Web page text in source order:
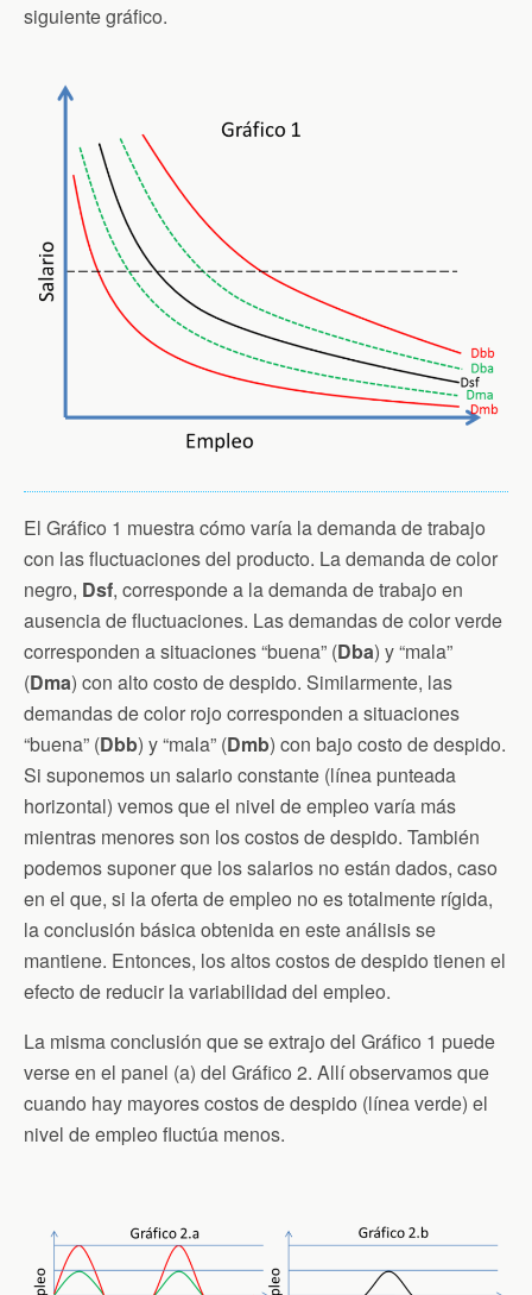
siguiente gráfico.
El Gráfico 1 muestra cómo varía la demanda de trabajo
con las fluctuaciones del producto. La demanda de color
negro, Dsf, corresponde a la demanda de trabajo en
ausencia de fluctuaciones. Las demandas de color verde
corresponden a situaciones “buena” (Dba) y “mala”
(Dma) con alto costo de despido. Similarmente, las
demandas de color rojo corresponden a situaciones
“buena” (Dbb) y “mala” (Dmb) con bajo costo de despido.
Si suponemos un salario constante (línea punteada
horizontal) vemos que el nivel de empleo varía más
mientras menores son los costos de despido. También
podemos suponer que los salarios no están dados, caso
en el que, si la oferta de empleo no es totalmente rígida,
la conclusión básica obtenida en este análisis se
mantiene. Entonces, los altos costos de despido tienen el
efecto de reducir la variabilidad del empleo.
La misma conclusión que se extrajo del Gráfico 1 puede
verse en el panel (a) del Gráfico 2. Allí observamos que
cuando hay mayores costos de despido (línea verde) el
nivel de empleo fluctúa menos.